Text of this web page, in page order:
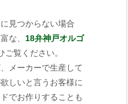
見つからない場合
な、 18弁神戸オルゴ
ご覧ください。
メーカーで生産して
しいと言うお客様に
でお作りすることも